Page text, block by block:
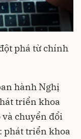
phá từ chính
hành Nghị
triển khoa
chuyển đổi
phát triển khoa